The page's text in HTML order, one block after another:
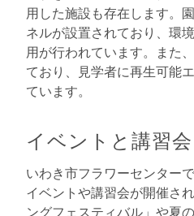
用した施設も存在します。
ネルが設置されており、環
用が行われています。また
ており、見学者に再生可能
ています。
イベントと講習会
いわき市フラワーセンター
イベントや講習会が開催さ
ングフェスティバル」や夏